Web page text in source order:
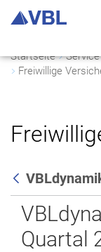
Startseite Service
Freiwillige
Zurück
Quartal